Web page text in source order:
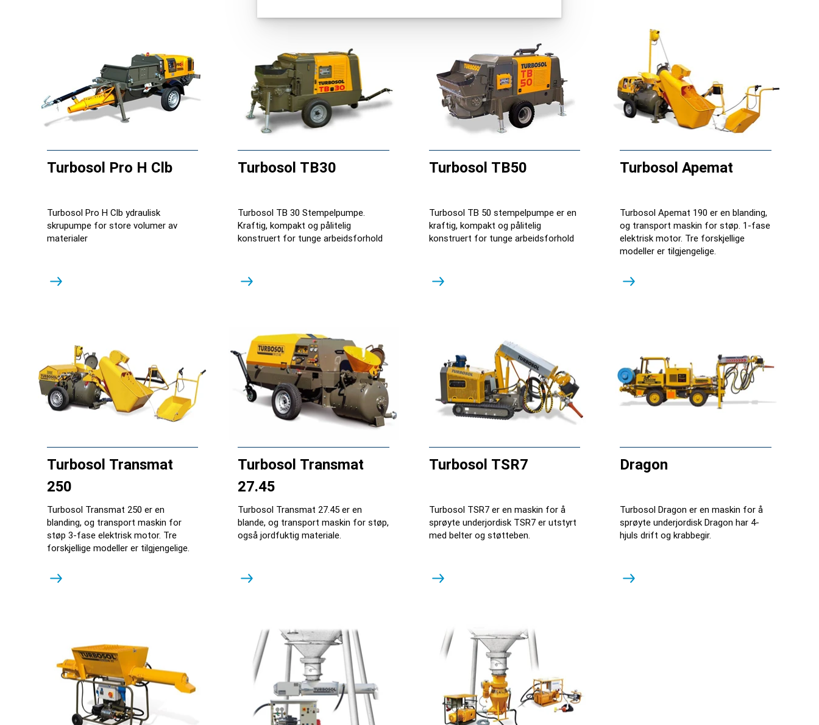
Turbosol Pro H Clb
Turbosol Pro H Clb ydraulisk
skrupumpe for store volumer av
materialer
Turbosol TB30
Turbosol TB 30 Stempelpumpe.
Kraftig, kompakt og pålitelig
konstruert for tunge arbeidsforhold
Turbosol TB50
Turbosol TB 50 stempelpumpe er en
kraftig, kompakt og pålitelig
konstruert for tunge arbeidsforhold
Turbosol Apemat
Turbosol Apemat 190 er en blanding,
og transport maskin for støp. 1-fase
elektrisk motor. Tre forskjellige
modeller er tilgjengelige.
Turbosol Transmat
250
Turbosol Transmat 250 er en
blanding, og transport maskin for
støp 3-fase elektrisk motor. Tre
forskjellige modeller er tilgjengelige.
Turbosol Transmat
27.45
Turbosol Transmat 27.45 er en
blande, og transport maskin for støp,
også jordfuktig materiale.
Turbosol TSR7
Turbosol TSR7 er en maskin for å
sprøyte underjordisk TSR7 er utstyrt
med belter og støtteben.
Dragon
Turbosol Dragon er en maskin for å
sprøyte underjordisk Dragon har 4-
hjuls drift og krabbegir.